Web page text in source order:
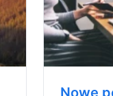
Nowe